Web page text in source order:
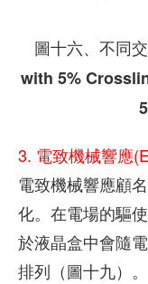
圖十六、不同
with 5%
3. 電致機械響應
電致機械響應顧
化。在電場的驅
於液晶盒中會隨
排列（圖十九）。